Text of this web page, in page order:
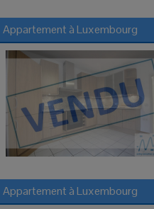
Appartement àLuxembourg
Appartement àLuxembourg